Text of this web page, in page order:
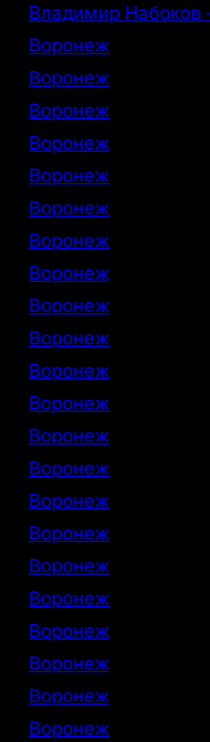
Владимир Набоков
Воронеж
Воронеж
Воронеж
Воронеж
Воронеж
Воронеж
Воронеж
Воронеж
Воронеж
Воронеж
Воронеж
Воронеж
Воронеж
Воронеж
Воронеж
Воронеж
Воронеж
Воронеж
Воронеж
Воронеж
Воронеж
Воронеж